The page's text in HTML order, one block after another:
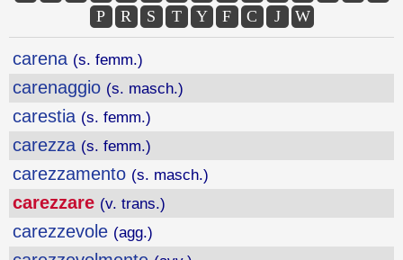
P
R S T Y F C J W
carena (s. femm.)
carenaggio (s. masch.)
carestia (s. femm.)
carezza (s. femm.)
carezzamento (s. masch.)
carezzare (v. trans.)
carezzevole (agg.)